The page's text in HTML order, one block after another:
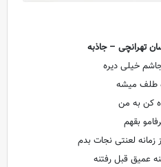
تهرانچی – جاذبه
خیلی دیره
طلف میشه
کن به من
بقهم
لعنتی نجات بدم
عمیق قبل رفتنه